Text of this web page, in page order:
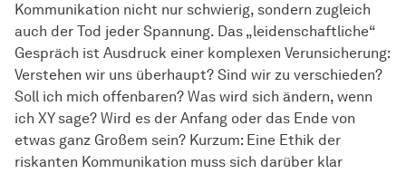
Kommunikation nicht nur schwierig, sondern zugleich
auch der Tod jeder Spannung. Das „leidenschaftliche“
Gespräch ist Ausdruck einer komplexen Verunsicherung:
Verstehen wir uns überhaupt? Sind wir zu verschieden?
Soll ich mich offenbaren? Was wird sich ändern, wenn
ich XY sage? Wird es der Anfang oder das Ende von
etwas ganz Großem sein? Kurzum: Eine Ethik der
riskanten Kommunikation muss sich darüber klar